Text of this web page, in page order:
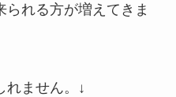
れる方が増えてきま
れません。↓